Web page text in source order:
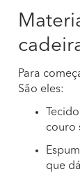
Para
São eles:
couro
que